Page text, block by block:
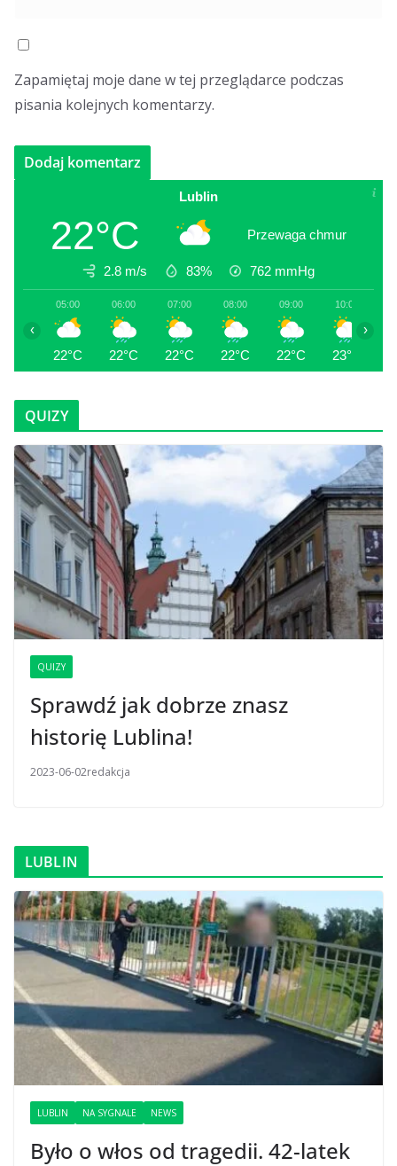
Zapamiętaj moje dane w tej przeglądarce podczas
pisania kolejnych komentarzy.
Lublin
22°C Przewaga chmur
2.8 m/s 83% 762 mmHg
05:00
22°C
06:00
22°C
07:00
22°C
08:00
22°C
09:00
22°C
10:00
23°C
‹ ›
QUIZY
QUIZY
Sprawdź jak dobrze znasz
historię Lublina!
2023-06-02redakcja
LUBLIN
LUBLIN NA SYGNALE NEWS
Było o włos od tragedii. 42-latek